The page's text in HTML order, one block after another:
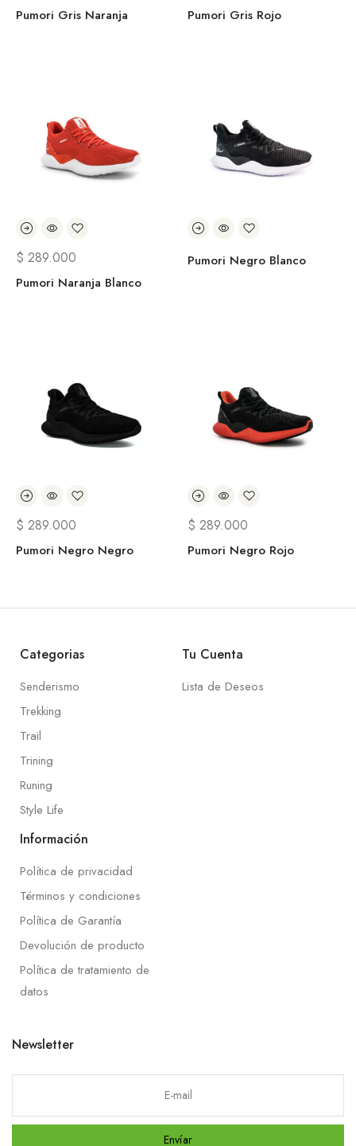
Pumori Gris Naranja Pumori Gris Rojo
$ 289.000
Pumori Naranja Blanco
Pumori Negro Blanco
$ 289.000
Pumori Negro Negro
$ 289.000
Pumori Negro Rojo
Categorias
Senderismo
Trekking
Trail
Trining
Runing
Style Life
Tu Cuenta
Lista de Deseos
Información
Política de privacidad
Términos y condiciones
Política de Garantía
Devolución de producto
Política de tratamiento de
datos
Newsletter
Envíar